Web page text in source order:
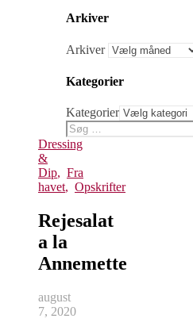
Arkiver
Arkiver
Kategorier
Kategorier
Dressing
&
Dip, Fra
havet, Opskrifter
Rejesalat
a la
Annemette
august
7, 2020